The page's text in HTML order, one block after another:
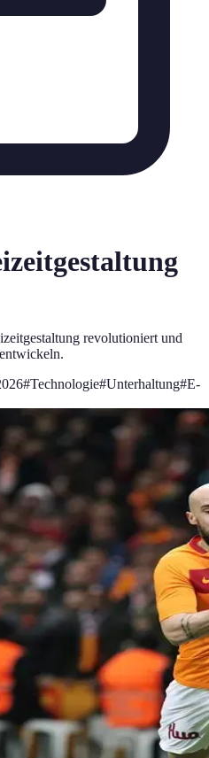
revolutioniert und
#Technologie#Unterhaltung#E-